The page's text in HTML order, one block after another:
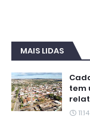
MAIS LIDAS
tem
11:14